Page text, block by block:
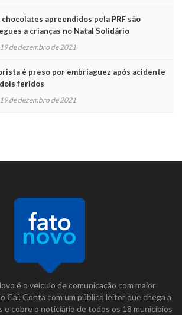
chocolates apreendidos pela PRF são
a crianças no Natal Solidário
19 de dezembro de 2021
é preso por embriaguez após acidente
feridos
19 de dezembro de 2021
é o veículo de comunicação com maior
Caí. Conta com um público leitor que chega a
e cobre o noticiário de todos os 18 municípios